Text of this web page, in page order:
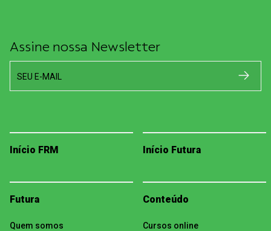
Assine nossa Newsletter
SEU E-MAIL
Início FRM Início Futura
Futura
Quem somos
Conteúdo
Cursos online